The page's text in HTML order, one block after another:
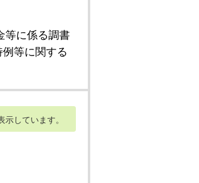
等に係る調書
等に関する
しています。